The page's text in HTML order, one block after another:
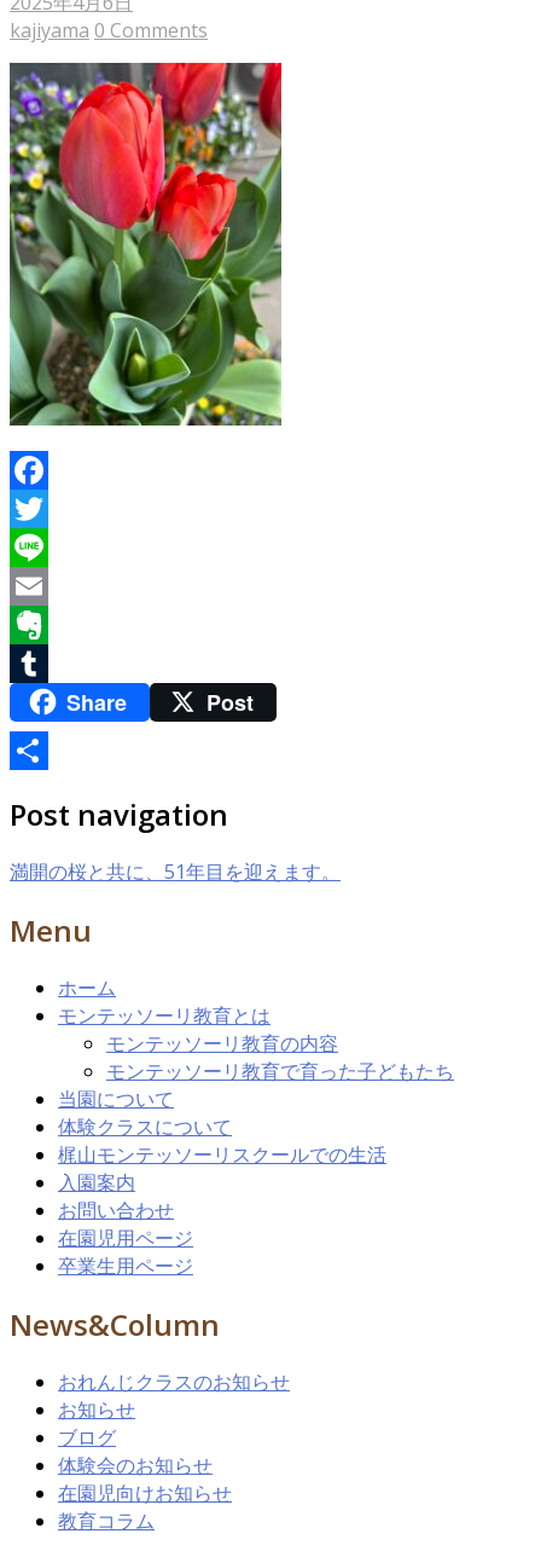
kajiyama 0 Comments
Facebook
Twitter
Line
Email
Evernote
TumblrShare Post
有
Post navigation
満開の桜と共に、51年目を迎えます。
Menu
ホーム
モンテッソーリ教育とは
モンテッソーリ教育の内容
モンテッソーリ教育で育った子どもたち
当園について
体験クラスについて
梶山モンテッソーリスクールでの生活
入園案内
お問い合わせ
在園児用ページ
卒業生用ページ
News&Column
おれんじクラスのお知らせ
お知らせ
ブログ
体験会のお知らせ
在園児向けお知らせ
教育コラム